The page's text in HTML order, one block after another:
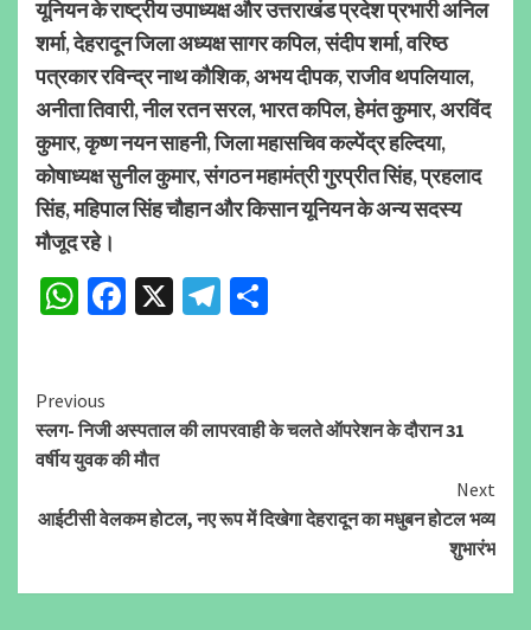
यूनियन के राष्ट्रीय उपाध्यक्ष और उत्तराखंड प्रदेश प्रभारी अनिल
शर्मा, देहरादून जिला अध्यक्ष सागर कपिल, संदीप शर्मा, वरिष्ठ
पत्रकार रविन्द्र नाथ कौशिक, अभय दीपक, राजीव थपलियाल,
अनीता तिवारी, नील रतन सरल, भारत कपिल, हेमंत कुमार, अरविंद
कुमार, कृष्ण नयन साहनी, जिला महासचिव कल्पेंद्र हल्दिया,
कोषाध्यक्ष सुनील कुमार, संगठन महामंत्री गुरप्रीत सिंह, प्रहलाद
सिंह, महिपाल सिंह चौहान और किसान यूनियन के अन्य सदस्य
मौजूद रहे।
WhatsApp
Facebook
X Telegram
Continue
Reading
Previous
स्लग- निजी अस्पताल की लापरवाही के चलते ऑपरेशन के दौरान 31
वर्षीय युवक की मौत
Next
आईटीसी वेलकम होटल, नए रूप में दिखेगा देहरादून का मधुबन होटल भव्य
शुभारंभ